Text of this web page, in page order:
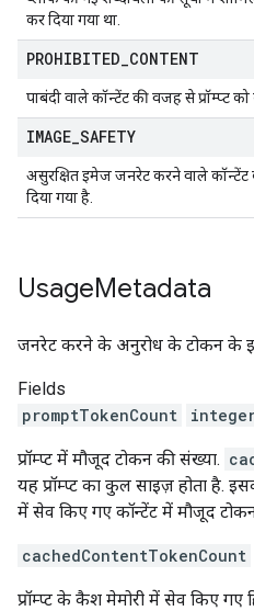
कर दिया गया था.
PROHIBITED CONTENT
पाबंदी वाले कॉन्टेंट की वजह से प्रॉम्प्ट
IMAGE SAFETY
असुरक्षित इमेज जनरेट करने वाले कॉन्टेंट
दिया गया है.
UsageMetadata
जनरेट करने के अनुरोध के टोकन के
Fields
promptTokenCount
प्रॉम्प्ट में मौजूद टोकन की संख्या.
यह प्रॉम्प्ट का कुल साइज़ होता है.
में सेव किए गए कॉन्टेंट में मौजूद
cachedContentTokenCount
प्रॉम्प्ट के कैश मेमोरी में सेव किए गए